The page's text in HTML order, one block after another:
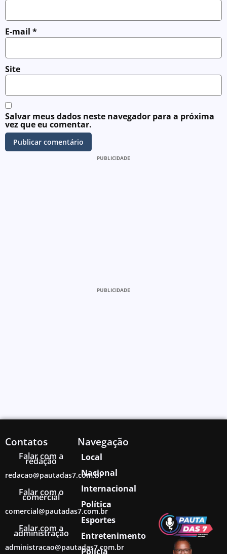
E-mail *
Site
Salvar meus dados neste navegador para a próxima
vez que eu comentar.
PUBLICIDADE
PUBLICIDADE
Contatos
Falar com a
redação
redacao@pautadas7.com.br
Falar com o
comercial
comercial@pautadas7.com.br
Falar com a
administração
administracao@pautadas7.com.br
Navegação
Local
Nacional
Internacional
Política
Esportes
Entretenimento
Polícia